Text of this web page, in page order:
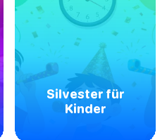
Silvester für
Kinder